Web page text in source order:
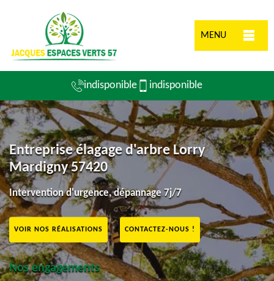
MENU
indisponible indisponible
Entreprise élagage d'arbre Lorry
Mardigny 57420
Intervention d'urgence, dépannage 7j/7
VOIR NOS RÉALISATIONS CONTACTEZ-NOUS !
Nos engagements